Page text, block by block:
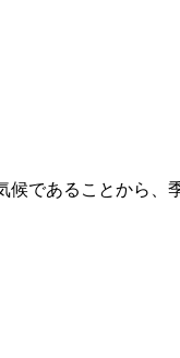
であることから、